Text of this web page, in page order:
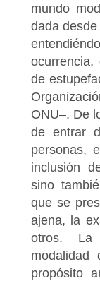
mundo
dada
de
ONU–. De
de entrar
personas,
inclusión
sino
que se
ajena, la
otros. La
modalidad
propósito